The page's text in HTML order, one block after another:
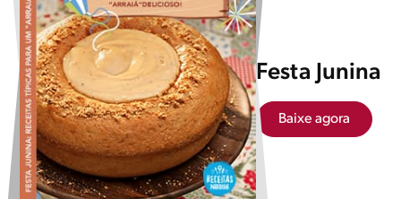
Festa Junina
Baixe agora